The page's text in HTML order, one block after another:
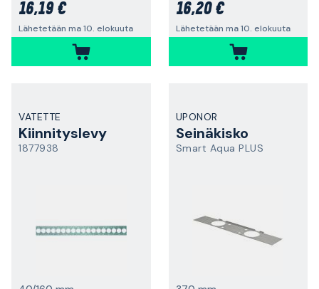
16,19 €
Lähetetään ma 10. elokuuta
16,20 €
Lähetetään ma 10. elokuuta
VATETTE
Kiinnityslevy
1877938
UPONOR
Seinäkisko
Smart Aqua PLUS